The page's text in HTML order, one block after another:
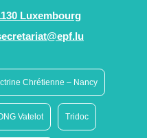
Luxembourg
Chrétienne – Nancy
Vatelot Tridoc